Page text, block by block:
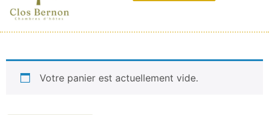
Votre panier est actuellement vide.